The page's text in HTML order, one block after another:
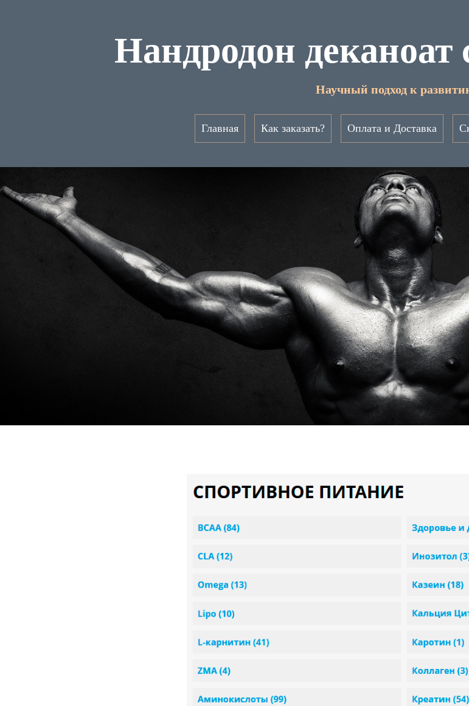
Нандродон
Научный подход к
Главная Как заказать? Оплата и Доставка